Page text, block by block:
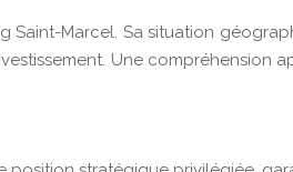
Saint-Marcel. Sa situation
Une compréhension